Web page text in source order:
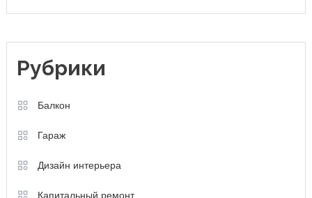
Рубрики
Балкон
Гараж
Дизайн интерьера
Капитальный ремонт